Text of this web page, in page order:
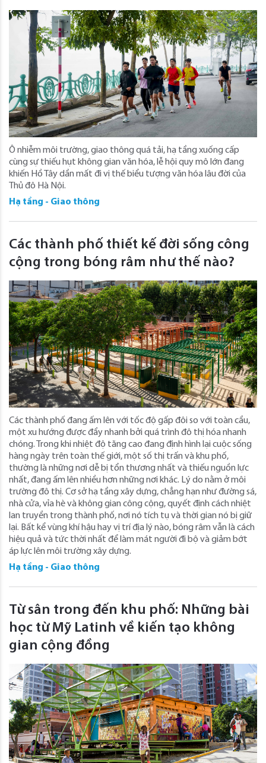
Ô nhiễm môi trường, giao thông quá tải, hạ tầng xuống cấp
cùng sự thiếu hụt không gian văn hóa, lễ hội quy mô lớn đang
khiến Hồ Tây dần mất đi vị thế biểu tượng văn hóa lâu đời của
Thủ đô Hà Nội.
Hạ tầng - Giao thông
Các thành phố thiết kế đời sống công
cộng trong bóng râm như thế nào?
Các thành phố đang ấm lên với tốc độ gấp đôi so với toàn cầu,
một xu hướng được đẩy nhanh bởi quá trình đô thị hóa nhanh
chóng. Trong khi nhiệt độ tăng cao đang định hình lại cuộc sống
hàng ngày trên toàn thế giới, một số thị trấn và khu phố,
thường là những nơi dễ bị tổn thương nhất và thiếu nguồn lực
nhất, đang ấm lên nhiều hơn những nơi khác. Lý do nằm ở môi
trường đô thị. Cơ sở hạ tầng xây dựng, chẳng hạn như đường sá,
nhà cửa, vỉa hè và không gian công cộng, quyết định cách nhiệt
lan truyền trong thành phố, nơi nó tích tụ và thời gian nó bị giữ
lại. Bất kể vùng khí hậu hay vị trí địa lý nào, bóng râm vẫn là cách
hiệu quả và tức thời nhất để làm mát người đi bộ và giảm bớt
áp lực lên môi trường xây dựng.
Hạ tầng - Giao thông
Từ sân trong đến khu phố: Những bài
học từ Mỹ Latinh về kiến ​​tạo không
gian cộng đồng